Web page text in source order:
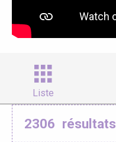
Liste
2306 résultats